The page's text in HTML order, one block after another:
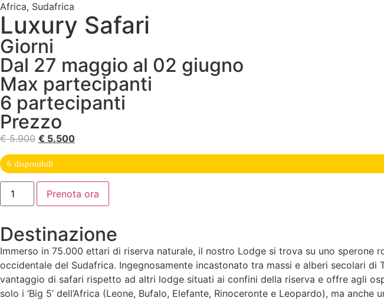
Africa, Sudafrica
Luxury Safari
Giorni
Dal 27 maggio al 02 giugno
Max partecipanti
6 partecipanti
Prezzo
€5.900 Il
prezzo
originale
era:
€ 5.900.
€ 5.500Il
prezzo
è:
€ 5.500.
6 disponibili
Luxury
Safari
quantità
Prenota ora
Destinazione
Immerso in 75.000 ettari di riserva naturale, il nostro Lodge si trova su uno sperone
occidentale del Sudafrica. Ingegnosamente incastonato tra massi e alberi secolari
vantaggio di safari rispetto ad altri lodge situati ai confini della riserva e offre agli
solo i ‘Big 5’ dell’Africa (Leone, Bufalo, Elefante, Rinoceronte e Leopardo), ma